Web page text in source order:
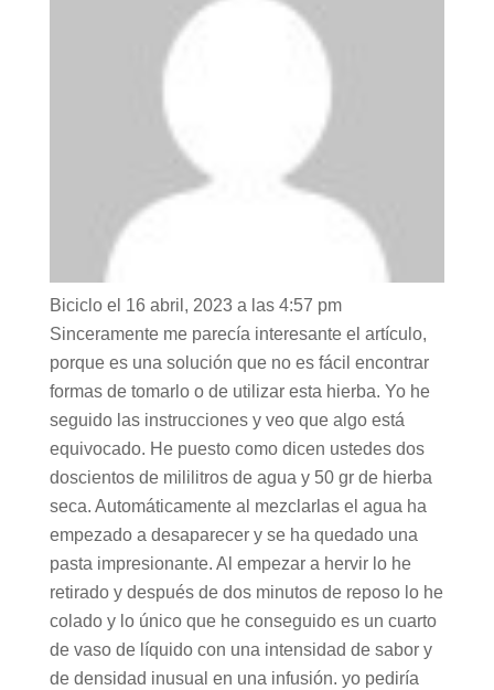
Biciclo el 16 abril, 2023 a las 4:57 pm
Sinceramente me parecía interesante el artículo,
porque es una solución que no es fácil encontrar
formas de tomarlo o de utilizar esta hierba. Yo he
seguido las instrucciones y veo que algo está
equivocado. He puesto como dicen ustedes dos
doscientos de mililitros de agua y 50 gr de hierba
seca. Automáticamente al mezclarlas el agua ha
empezado a desaparecer y se ha quedado una
pasta impresionante. Al empezar a hervir lo he
retirado y después de dos minutos de reposo lo he
colado y lo único que he conseguido es un cuarto
de vaso de líquido con una intensidad de sabor y
de densidad inusual en una infusión. yo pediría